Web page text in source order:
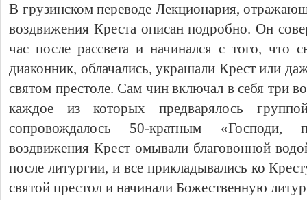
В грузинском переводе Лекционария,
воздвижения Креста описан подробно. Он
час после рассвета и начинался с того, что
диаконник, облачались, украшали Крест или
святом престоле. Сам чин включал в себя три
каждое из которых предварялось
сопровождалось 50-кратным «Господи,
воздвижения Крест омывали благовонной
после литургии, и все прикладывались ко
святой престол и начинали Божественную